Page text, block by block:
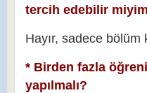
tercih edebilir
Hayır, sadece bölüm
* Birden fazla
yapılmalı?